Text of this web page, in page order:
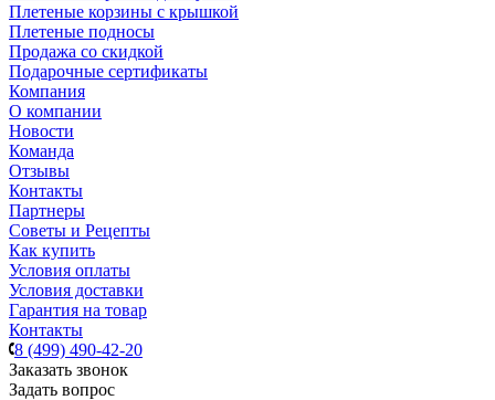
Плетеные корзины с крышкой
Плетеные подносы
Продажа со скидкой
Подарочные сертификаты
Компания
О компании
Новости
Команда
Отзывы
Контакты
Партнеры
Советы и Рецепты
Как купить
Условия оплаты
Условия доставки
Гарантия на товар
Контакты
8 (499) 490-42-20
Заказать звонок
Задать вопрос